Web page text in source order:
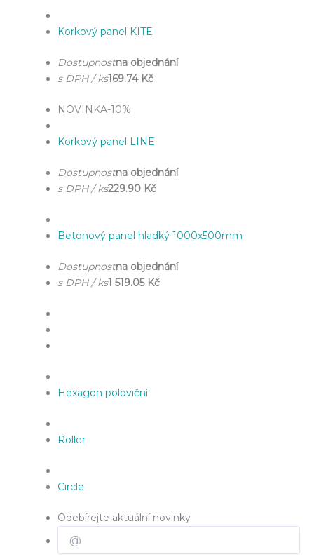
Korkový panel KITE
Dostupnostna objednání
s DPH / ks169.74 Kč
NOVINKA-10%
Korkový panel LINE
Dostupnostna objednání
s DPH / ks229.90 Kč
Betonový panel hladký 1000x500mm
Dostupnostna objednání
s DPH / ks1 519.05 Kč
Hexagon poloviční
Roller
Circle
Odebírejte aktuální novinky